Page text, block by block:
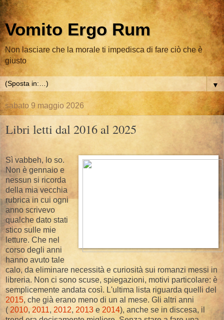
Vomito Ergo Rum
Non lasciare che la morale ti impedisca di fare ciò che è
giusto
▼
sabato 9 maggio 2026
Libri letti dal 2016 al 2025
Sì vabbeh, lo so.
Non è gennaio e
nessun si ricorda
della mia vecchia
rubrica in cui ogni
anno scrivevo
qualche dato stati
stico sulle mie
letture. Che nel
corso degli anni
hanno avuto tale
calo, da eliminare necessità e curiosità sui romanzi messi in
libreria. Non ci sono scuse, spiegazioni, motivi particolare: è
semplicemente andata così. L'ultima lista riguarda quelli del
2015, che già erano meno di un al mese. Gli altri anni
( 2010, 2011, 2012, 2013 e 2014), anche se in discesa, il